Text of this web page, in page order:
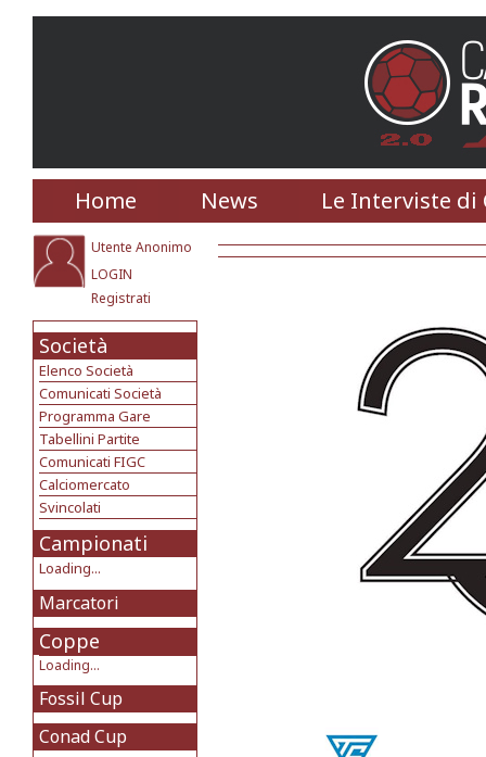
Home News Le Interviste di
Utente Anonimo
LOGIN
Registrati
Società
Elenco Società
Comunicati Società
Programma Gare
Tabellini Partite
Comunicati FIGC
Calciomercato
Svincolati
Campionati
Loading...
Marcatori
Coppe
Loading...
Fossil Cup
Conad Cup